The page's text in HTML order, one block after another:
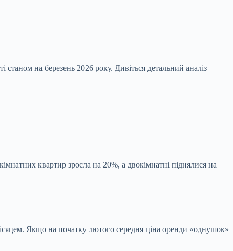
на березень 2026 року. Дивіться детальний аналіз
квартир зросла на 20%, а двокімнатні піднялися на
Якщо на початку лютого середня ціна оренди «однушок»